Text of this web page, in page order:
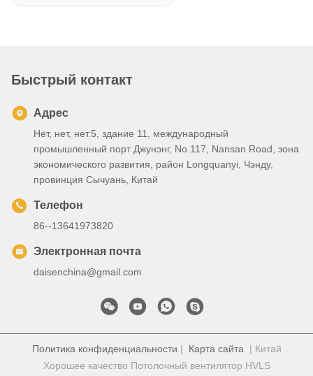
Быстрый контакт
Адрес
Нет, нет, нет.5, здание 11, международный
промышленный порт Джунэнг, No.117, Nansan Road, зона
экономического развития, район Longquanyi, Чэнду,
провинция Сычуань, Китай
Телефон
86--13641973820
Электронная почта
daisenchina@gmail.com
Политика конфиденциальности | Карта сайта| Китай
Хорошее качество Потолочный вентилятор HVLS